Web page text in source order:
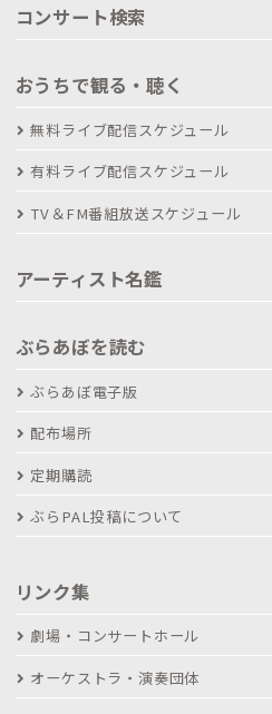
コンサート検索
おうちで観る・聴く
無料ライブ配信スケジュール
有料ライブ配信スケジュール
TV＆FM番組放送スケジュール
アーティスト名鑑
ぶらあぼを読む
ぶらあぼ電子版
配布場所
定期購読
ぶらPAL投稿について
リンク集
劇場・コンサートホール
オーケストラ・演奏団体